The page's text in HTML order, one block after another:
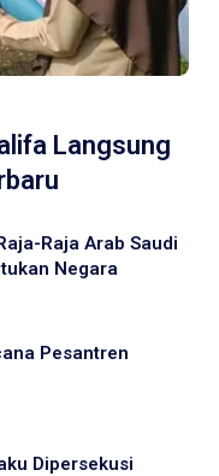
Langsung
Raja Arab Saudi
Negara
Pesantren
Dipersekusi